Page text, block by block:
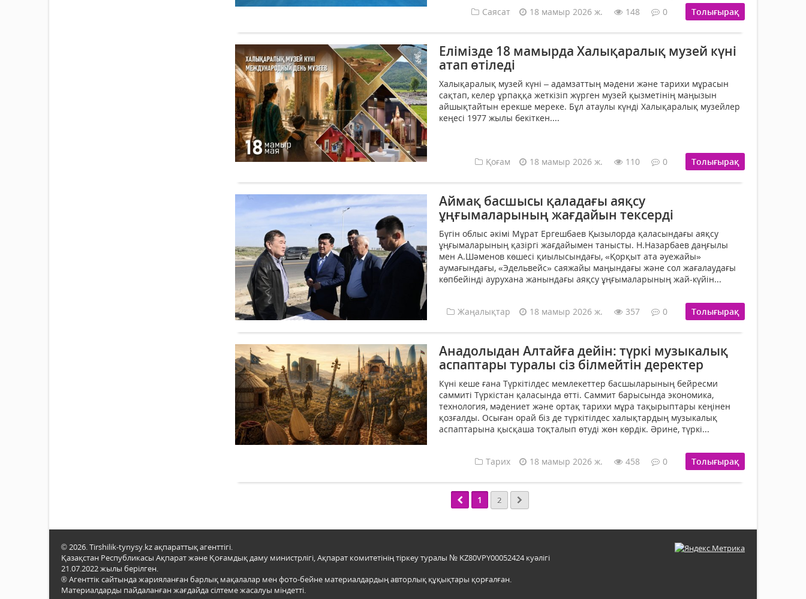
Саясат
18 мамыр 2026 ж. 148 0 Толығырақ
Елімізде 18 мамырда Халықаралық музей күні
атап өтіледі
Халықаралық музей күні – адамзаттың мәдени және тарихи мұрасын
сақтап, келер ұрпаққа жеткізіп жүрген музей қызметінің маңызын
айшықтайтын ерекше мереке. Бұл атаулы күнді Халықаралық музейлер
кеңесі 1977 жылы бекіткен....
Қоғам 18 мамыр 2026 ж. 110 0 Толығырақ
Аймақ басшысы қаладағы аяқсу
ұңғымаларының жағдайын тексерді
Бүгін облыс әкімі Мұрат Ергешбаев Қызылорда қаласындағы аяқсу
ұңғымаларының қазіргі жағдайымен танысты. Н.Назарбаев даңғылы
мен А.Шәменов көшесі қиылысындағы, «Қорқыт ата әуежайы»
аумағындағы, «Эдельвейс» саяжайы маңындағы және сол жағалаудағы
көпбейінді аурухана жанындағы аяқсу ұңғымаларының жай-күйін...
Жаңалықтар 18 мамыр 2026 ж. 357 0 Толығырақ
Анадолыдан Алтайға дейін: түркі музыкалық
аспаптары туралы сіз білмейтін деректер
Күні кеше ғана Түркітілдес мемлекеттер басшыларының бейресми
саммиті Түркістан қаласында өтті. Саммит барысында экономика,
технология, мәдениет және ортақ тарихи мұра тақырыптары кеңінен
қозғалды. Осыған орай біз де түркітілдес халықтардың музыкалық
аспаптарына қысқаша тоқталып өтуді жөн көрдік. Әрине, түркі...
Тарих 18 мамыр 2026 ж. 458 0 Толығырақ
1 2
© 2026. Tirshilik-tynysy.kz ақпараттық агенттігі.
Қазақстан Республикасы Ақпарат және Қоғамдық даму министрлігі, Ақпарат комитетінің тіркеу туралы № KZ80VPY00052424 куәлігі
21.07.2022 жылы берілген.
® Агенттік сайтында жарияланған барлық мақалалар мен фото-бейне материалдардың авторлық құқықтары қорғалған.
Материалдарды пайдаланған жағдайда сілтеме жасалуы міндетті.